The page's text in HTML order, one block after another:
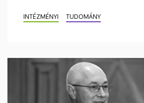
INTÉZMÉNYI TUDOMÁNY